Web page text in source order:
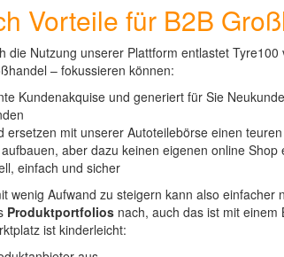
Vorteile für B2B
Nutzung unserer Plattform entlastet
– fokussieren können:
Kundenakquise und generiert für Sie
mit unserer Autoteilebörse einen
aber dazu keinen eigenen online
einfach und sicher
wenig Aufwand zu steigern kann also einfacher
Produktportfoliosnach, auch das ist mit einem
ist kinderleicht: